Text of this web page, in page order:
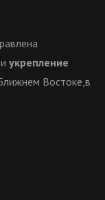
и укрепление
Востоке,в